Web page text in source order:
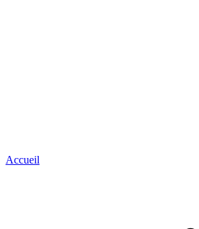
Accueil